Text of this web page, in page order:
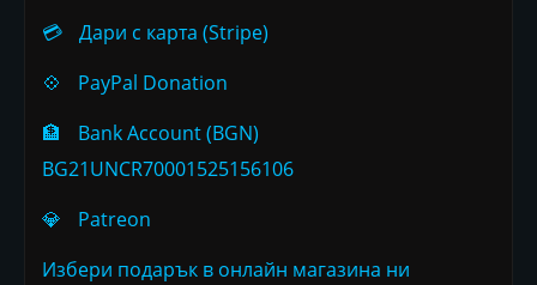
💳
Дари с карта (Stripe)
💠
PayPal Donation
🏦
Bank Account (BGN)
BG21UNCR70001525156106
💎
Patreon
Избери подарък в онлайн магазина ни